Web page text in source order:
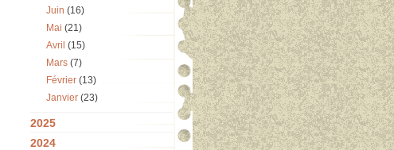
Juin (16)
Mai (21)
Avril (15)
Mars (7)
Février (13)
Janvier (23)
2025
2024